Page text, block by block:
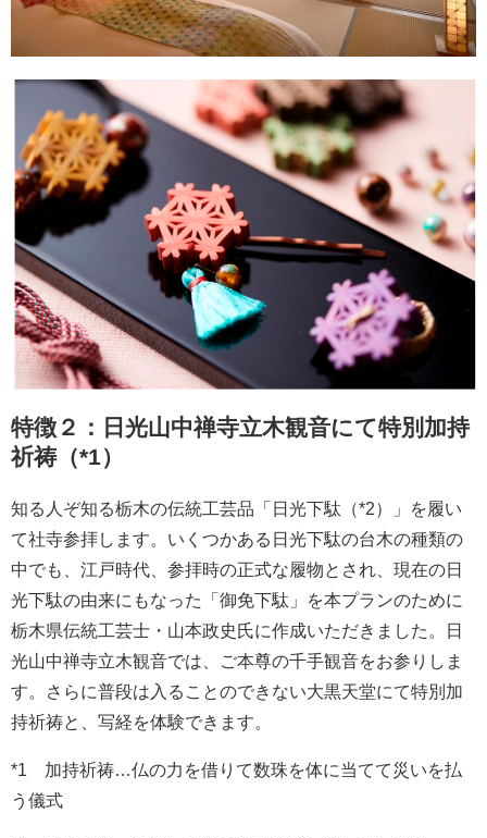
特徴２：日光山中禅寺立木観音にて特別加持
祈祷（*1）
知る人ぞ知る栃木の伝統工芸品「日光下駄（*2）」を履い
て社寺参拝します。いくつかある日光下駄の台木の種類の
中でも、江戸時代、参拝時の正式な履物とされ、現在の日
光下駄の由来にもなった「御免下駄」を本プランのために
栃木県伝統工芸士・山本政史氏に作成いただきました。日
光山中禅寺立木観音では、ご本尊の千手観音をお参りしま
す。さらに普段は入ることのできない大黒天堂にて特別加
持祈祷と、写経を体験できます。
*1 加持祈祷…仏の力を借りて数珠を体に当てて災いを払
う儀式